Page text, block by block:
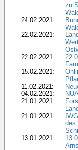
zu
24.02.2021:
22.02.2021:
22.02.2021:
15.02.2021:
11.02.2021:
04.02.2021:
21.01.2021:
21.01.2021:
des
13.01.2021: